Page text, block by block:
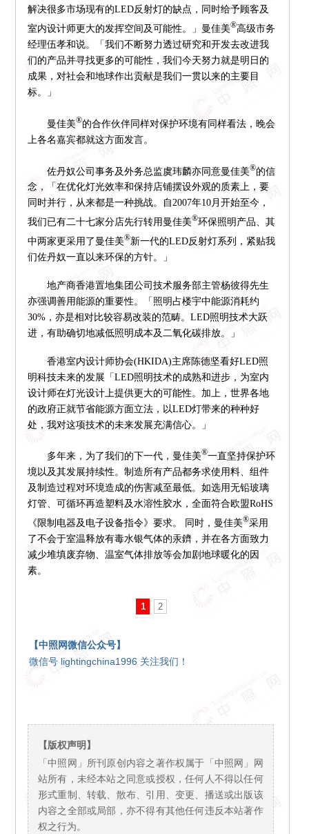
解决很多市场现有的LED反射灯的缺点，同时给予顾客及
室内设计师更大的发挥空间及可能性。」曼佳美®高级市务
经理伍孝和说。「我们不断努力透过研究和开发去改进我
们的产品并寻找更多的可能性，我们今天努力就是明日的
成果，对社会和地球作出贡献是我们一贯以来的主要目
标。」
曼佳美®的合作伙伴同样对保护环境有同样看法，晚会
上各名嘉宾都就这方面发言。
佐丹奴公司事务及外务总监虞玮麟亦同意曼佳美®的信
念，「在优化灯光效率和保持店铺摆设外观的质素上，要
同时并行，从来都是一种挑战。自2007年10月开始至今，
我们已有二十七家分店先行转用曼佳美®环保照明产品、其
中两家更采用了曼佳美®新一代的LED反射灯系列，紧贴我
们佐丹奴一直以来环保的方针。」
地产商香港置地集团公司技术服务部主管杨彼得先生
亦强调善用能源的重要性。「照明占楼宇中能源消耗约
30%，亦是相对比较容易改装的范畴。LED照明技术大跃
进，有助确切地减低照明成本及二氧化碳排放。」
香港室内设计师协会(HKIDA)主席陈德坚看好LED照
明科技未来的发展「LED照明技术的成熟和进步，为室内
设计师在灯光设计上提供更大的可能性。加上，世界各地
的政府正就节省能源方面立法，以LED灯带来的种种好
处，我对这项技术的未来发展充满信心。」
多年来，为了我们的下一代，曼佳美®一直坚持保护环
境以及其发展持续性。制造所有产品都务求使用料、组件
及制造过程对环境造成的伤害减至最低。如选用无铅玻璃
灯管、可循环再造塑料及水溶性胶水，全面符合欧盟RoHS
《限制电器及电子设备指令》要求。 同时，曼佳美®采用
了不会于室温释放有毒水银气体的汞鑇，并在各方面致力
减少堆填废弃物、温室气体排放等会加剧地球暖化的因
素。
1 2
【中照网微信公众号】
微信号 lightingchina1996 关注我们！
【版权声明】
「中照网」所刊原创内容之著作权属于「中照网」网
站所有，未经本站之同意或授权，任何人不得以任何
形式重制、转载、散布、引用、变更、播送或出版该
内容之全部或局部，亦不得有其他任何违反本站著作
权之行为。